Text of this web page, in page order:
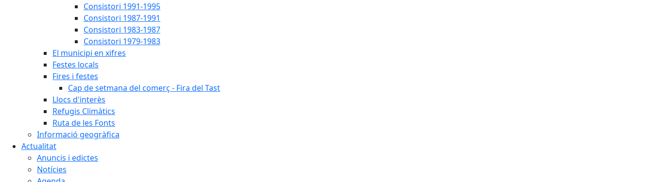
Consistori 1991-1995
Consistori 1987-1991
Consistori 1983-1987
Consistori 1979-1983
El municipi en xifres
Festes locals
Fires i festes
Cap de setmana del comerç - Fira del Tast
Llocs d'interès
Refugis Climàtics
Ruta de les Fonts
Informació geogràfica
Actualitat
Anuncis i edictes
Notícies